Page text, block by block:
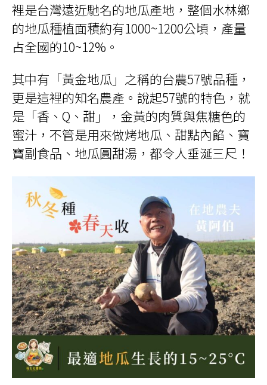
裡是台灣遠近馳名的地瓜產地，整個水林鄉
的地瓜種植面積約有1000~1200公頃，產量
占全國的10~12%。
其中有「黃金地瓜」之稱的台農57號品種，
更是這裡的知名農產。說起57號的特色，就
是「香、Q、甜」，金黃的肉質與焦糖色的
蜜汁，不管是用來做烤地瓜、甜點內餡、寶
寶副食品、地瓜圓甜湯，都令人垂涎三尺！